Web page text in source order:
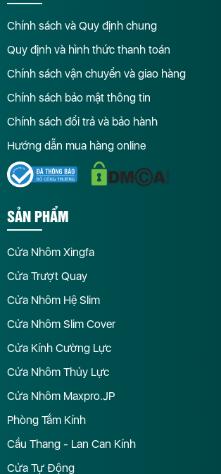
Chính sách và Quy định chung
Quy định và hình thức thanh toán
Chính sách vận chuyển và giao hàng
Chính sách bảo mật thông tin
Chính sách đổi trả và bảo hành
Hướng dẫn mua hàng online
SẢN PHẨM
Cửa Nhôm Xingfa
Cửa Trượt Quay
Cửa Nhôm Hệ Slim
Cửa Nhôm Slim Cover
Cửa Kính Cường Lực
Cửa Nhôm Thủy Lực
Cửa Nhôm Maxpro.JP
Phòng Tắm Kính
Cầu Thang - Lan Can Kính
Cửa Tự Động